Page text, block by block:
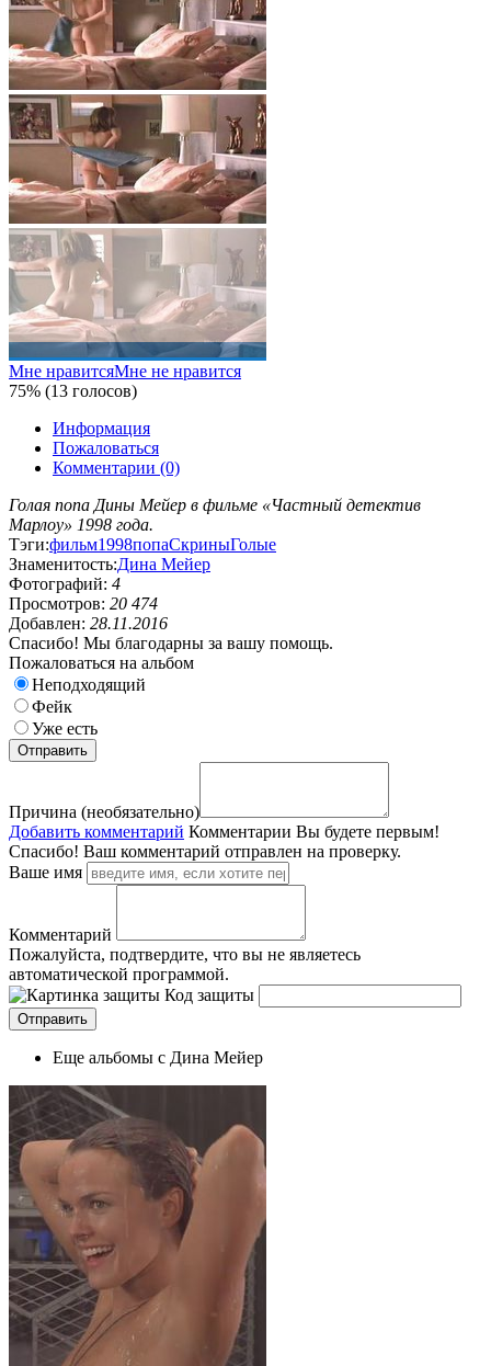
Мне нравитсяМне не нравится
75% (13 голосов)
Информация
Пожаловаться
Комментарии (0)
Голая попа Дины Мейер в фильме «Частный детектив
Марлоу» 1998 года.
Тэги:фильм1998попаСкриныГолые
Знаменитость:Дина Мейер
Фотографий: 4
Просмотров: 20 474
Добавлен: 28.11.2016
Спасибо! Мы благодарны за вашу помощь.
Пожаловаться на альбом
Неподходящий
Фейк
Уже есть
Причина (необязательно)
Добавить комментарий Комментарии Вы будете первым!
Спасибо! Ваш комментарий отправлен на проверку.
Ваше имя
Комментарий
Пожалуйста, подтвердите, что вы не являетесь
автоматической программой.
Код защиты
Еще альбомы с Дина Мейер